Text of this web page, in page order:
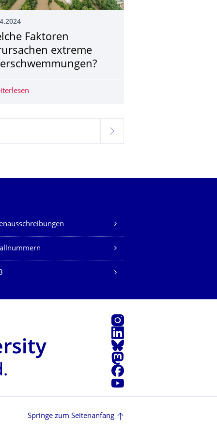
Zhao
Faktoren
extreme
weiter
Instagram
LinkedIn
Bluesky
Mastodon
Facebook
Youtube
Springe zum Seitenanfang